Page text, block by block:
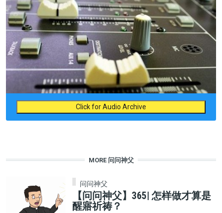
Click for Audio Archive
MORE 问问神父
问问神父
【问问神父】365| 怎样做才算是
醒寤祈祷？